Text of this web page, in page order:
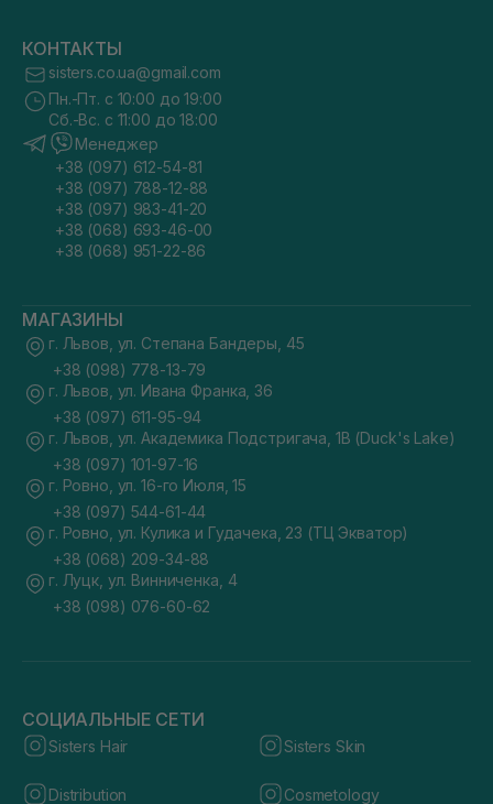
КОНТАКТЫ
sisters.co.ua@gmail.com
Пн.-Пт. с 10:00 до 19:00
Сб.-Вс. с 11:00 до 18:00
Менеджер
+38 (097) 612-54-81
+38 (097) 788-12-88
+38 (097) 983-41-20
+38 (068) 693-46-00
+38 (068) 951-22-86
МАГАЗИНЫ
г. Львов, ул. Степана Бандеры, 45
+38 (098) 778-13-79
г. Львов, ул. Ивана Франка, 36
+38 (097) 611-95-94
г. Львов, ул. Академика Подстригача, 1В (Duck's Lake)
+38 (097) 101-97-16
г. Ровно, ул. 16-го Июля, 15
+38 (097) 544-61-44
г. Ровно, ул. Кулика и Гудачека, 23 (ТЦ Экватор)
+38 (068) 209-34-88
г. Луцк, ул. Винниченка, 4
+38 (098) 076-60-62
СОЦИАЛЬНЫЕ СЕТИ
Sisters Hair Sisters Skin
Distribution Cosmetology